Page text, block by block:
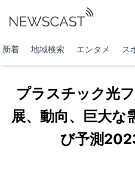
新着 地域検索 エンタメ ス
プラスチック光
展、動向、巨大な
び予測